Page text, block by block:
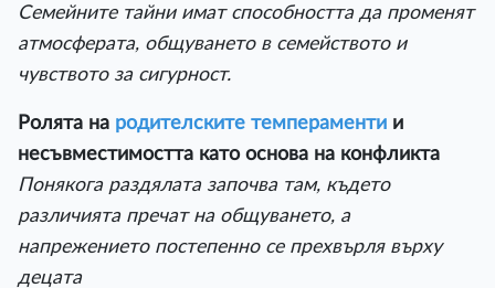
Семейните тайни имат способността да променят
атмосферата, общуването в семейството и
чувството за сигурност.
Ролята на родителските темпераменти и
несъвместимостта като основа на конфликта
Понякога раздялата започва там, където
различията пречат на общуването, а
напрежението постепенно се прехвърля върху
децата